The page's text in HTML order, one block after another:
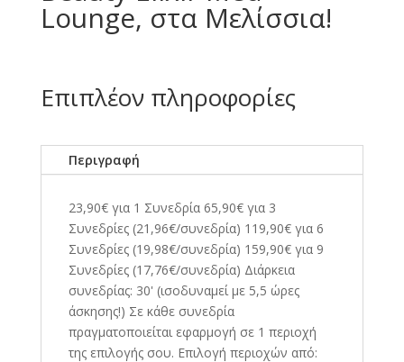
Lounge, στα Μελίσσια!
Επιπλέον πληροφορίες
Περιγραφή
23,90€ για 1 Συνεδρία 65,90€ για 3
Συνεδρίες (21,96€/συνεδρία) 119,90€ για 6
Συνεδρίες (19,98€/συνεδρία) 159,90€ για 9
Συνεδρίες (17,76€/συνεδρία) Διάρκεια
συνεδρίας: 30' (ισοδυναμεί με 5,5 ώρες
άσκησης!) Σε κάθε συνεδρία
πραγματοποιείται εφαρμογή σε 1 περιοχή
της επιλογής σου. Επιλογή περιοχών από: